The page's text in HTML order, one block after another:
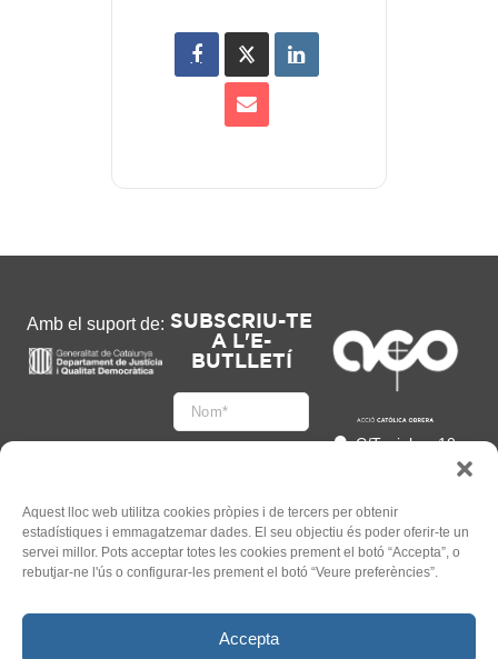
Aquest lloc web utilitza cookies pròpies i de tercers per obtenir
estadístiques i emmagatzemar dades. El seu objectiu és poder oferir-te un
servei millor. Pots acceptar totes les cookies prement el botó “Accepta”, o
rebutjar-ne l'ús o configurar-les prement el botó “Veure preferències”.
Accepta
Amb el suport de: SUBSCRIU-TE
A L'E-
BUTLLETÍ
Accepto
l'Informació legal
C/Tapioles, 10
93 505 86 86
hola@acocat.org